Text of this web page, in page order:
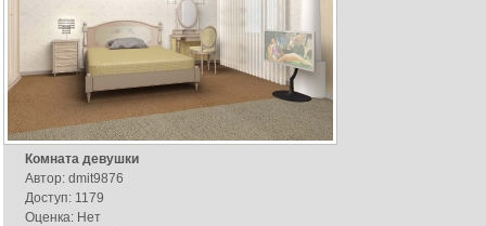
Комната девушки
Автор: dmit9876
Доступ: 1179
Оценка: Нет